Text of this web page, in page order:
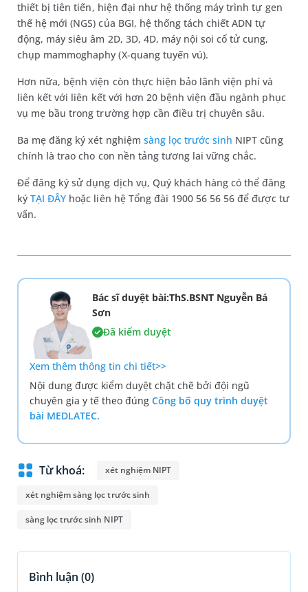
thiết bị tiên tiến, hiện đại như hệ thống máy trình tự gen
thế hệ mới (NGS) của BGI, hệ thống tách chiết ADN tự
động, máy siêu âm 2D, 3D, 4D, máy nội soi cổ tử cung,
chụp mammoghaphy (X-quang tuyến vú).
Hơn nữa, bệnh viện còn thực hiện bảo lãnh viện phí và
liên kết với liên kết với hơn 20 bệnh viện đầu ngành phục
vụ mẹ bầu trong trường hợp cần điều trị chuyên sâu.
Ba mẹ đăng ký xét nghiệm sàng lọc trước sinh NIPT cũng
chính là trao cho con nền tảng tương lai vững chắc.
Để đăng ký sử dụng dịch vụ, Quý khách hàng có thể đăng
ký TẠI ĐÂY hoặc liên hệ Tổng đài 1900 56 56 56 để được tư
vấn.
Bác sĩ duyệt bài:ThS.BSNT Nguyễn Bá
Sơn
Đã kiểm duyệt
Xem thêm thông tin chi tiết>>
Nội dung được kiểm duyệt chặt chẽ bởi đội ngũ
chuyên gia y tế theo đúng Công bố quy trình duyệt
bài MEDLATEC.
Từ khoá: xét nghiệm NIPT
xét nghiệm sàng lọc trước sinh
sàng lọc trước sinh NIPT
Bình luận (0)